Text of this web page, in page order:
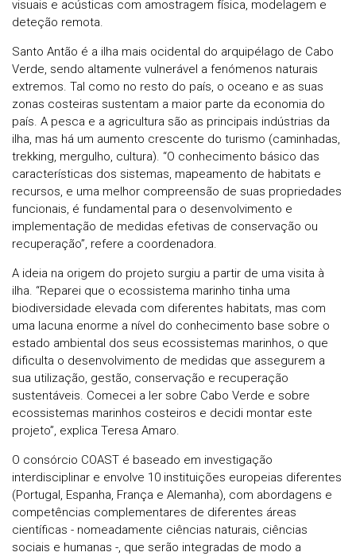
visuais e acústicas com amostragem física, modelagem e
deteção remota.
Santo Antão é a ilha mais ocidental do arquipélago de Cabo
Verde, sendo altamente vulnerável a fenómenos naturais
extremos. Tal como no resto do país, o oceano e as suas
zonas costeiras sustentam a maior parte da economia do
país. A pesca e a agricultura são as principais indústrias da
ilha, mas há um aumento crescente do turismo (caminhadas,
trekking, mergulho, cultura). “O conhecimento básico das
características dos sistemas, mapeamento de habitats e
recursos, e uma melhor compreensão de suas propriedades
funcionais, é fundamental para o desenvolvimento e
implementação de medidas efetivas de conservação ou
recuperação”, refere a coordenadora.
A ideia na origem do projeto surgiu a partir de uma visita à
ilha. “Reparei que o ecossistema marinho tinha uma
biodiversidade elevada com diferentes habitats, mas com
uma lacuna enorme a nível do conhecimento base sobre o
estado ambiental dos seus ecossistemas marinhos, o que
dificulta o desenvolvimento de medidas que assegurem a
sua utilização, gestão, conservação e recuperação
sustentáveis. Comecei a ler sobre Cabo Verde e sobre
ecossistemas marinhos costeiros e decidi montar este
projeto”, explica Teresa Amaro.
O consórcio COAST é baseado em investigação
interdisciplinar e envolve 10 instituições europeias diferentes
(Portugal, Espanha, França e Alemanha), com abordagens e
competências complementares de diferentes áreas
científicas - nomeadamente ciências naturais, ciências
sociais e humanas -, que serão integradas de modo a